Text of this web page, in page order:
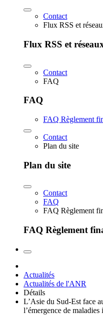
Contact
Flux RSS et
Flux RSS et
Contact
FAQ
FAQ
FAQ Règlement
Contact
Plan du site
Plan du site
Contact
FAQ
FAQ Règlement
FAQ Règlement
Actualités
Actualités de l'ANR
Détails
L’Asie du Sud-Est face
l’émergence de maladies